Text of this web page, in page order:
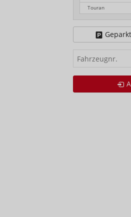
Touran
Fahrzeugnr.